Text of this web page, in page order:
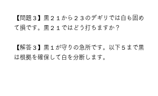
【問題３】黒２１から２３のデギリでは白も固め
て損です。黒２１ではどう打ちますか？
【解答３】黒１が守りの急所です。以下５まで黒
は根拠を確保して白を分断します。